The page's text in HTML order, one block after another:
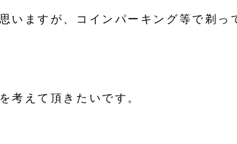
ますが、コインパーキング等で剃っ
考えて頂きたいです。